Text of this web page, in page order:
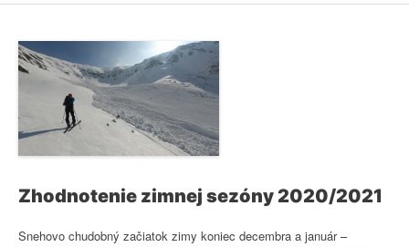
Zhodnotenie zimnej sezóny 2020/2021
Snehovo chudobný začiatok zimy koniec decembra a január –